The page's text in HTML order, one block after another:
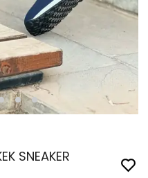
SNEAKER